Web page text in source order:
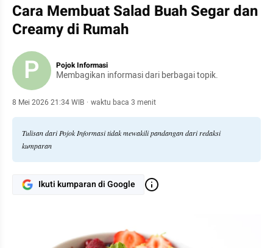
Cara Membuat Salad Buah Segar dan
Creamy di Rumah
P Pojok Informasi
Membagikan informasi dari berbagai topik.
8 Mei 2026 21:34 WIB · waktu baca 3 menit
Tulisan dari Pojok Informasi tidak mewakili pandangan dari redaksi
kumparan
Ikuti kumparan di Google